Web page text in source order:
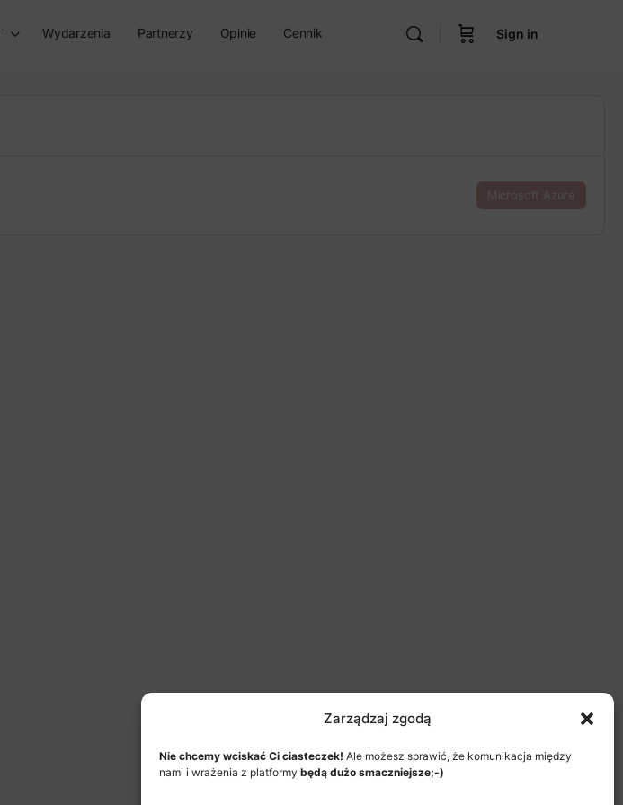
Zarządzaj zgodą
Nie chcemy wciskać Ci ciasteczek! Ale możesz sprawić, że komunikacja między
nami i wrażenia z platformy będą dużo smaczniejsze;-)
Wydarzenia Partnerzy Opinie Cennik Sign in
Microsoft Azure